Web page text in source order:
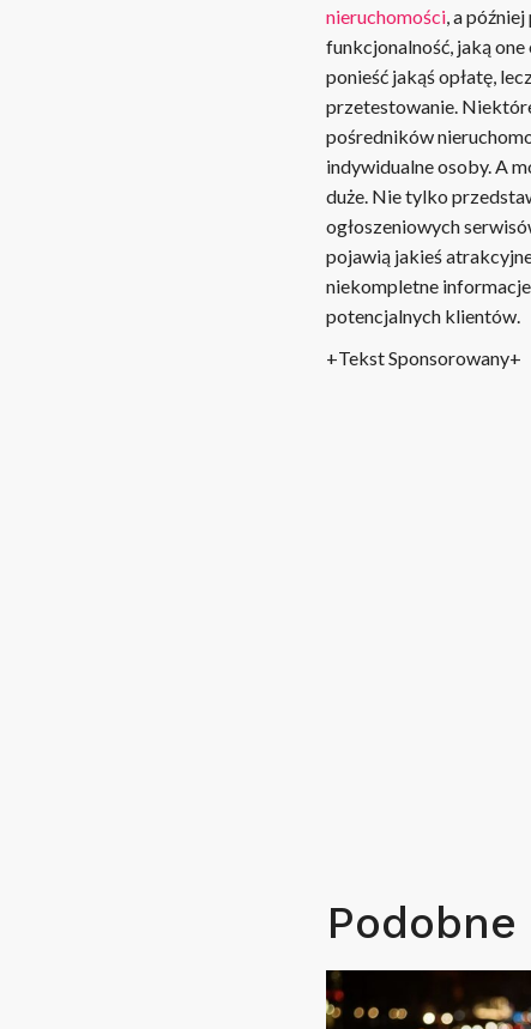
nieruchomości, a
funkcjonalność, jaką
ponieść jakąś opłatę,
przetestowanie.
pośredników
indywidualne osoby. A
duże. Nie tylko
ogłoszeniowych
pojawią jakieś
niekompletne
potencjalnych klientów.
+Tekst Sponsorowany+
Podobne